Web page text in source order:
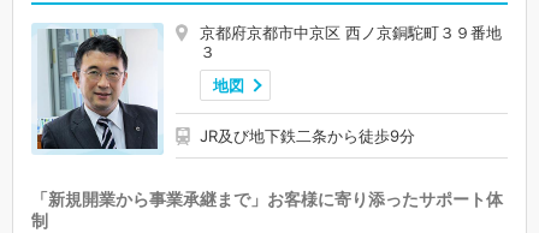
京都府京都市中京区 西ノ京銅駝町３９番地
３
地図
JR及び地下鉄二条から徒歩9分
「新規開業から事業承継まで」お客様に寄り添ったサポート体
制